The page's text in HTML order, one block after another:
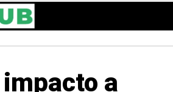
impacto a